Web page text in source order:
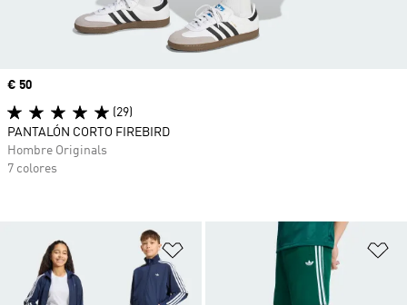
Añadir a la lista de deseos
Precio
€ 50
(29)
PANTALÓN CORTO FIREBIRD
Hombre Originals
7 colores